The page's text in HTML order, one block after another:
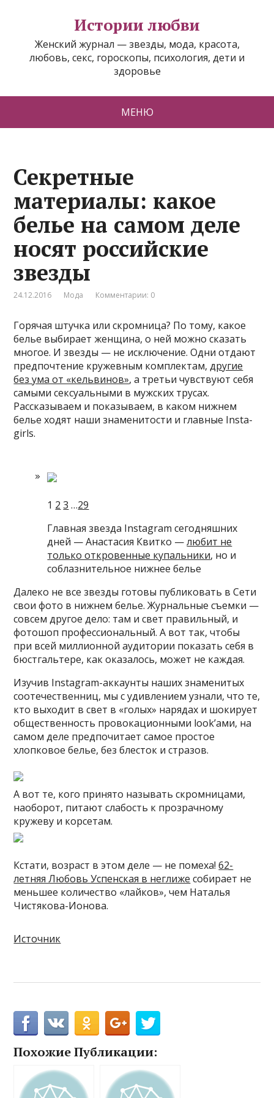
Истории любви
Женский журнал — звезды, мода, красота,
любовь, секс, гороскопы, психология, дети и
здоровье
МЕНЮ
Секретные
материалы: какое
белье на самом деле
носят российские
звезды
24.12.2016 Мода Комментарии: 0
Горячая штучка или скромница? По тому, какое
белье выбирает женщина, о ней можно сказать
многое. И звезды — не исключение. Одни отдают
предпочтение кружевным комплектам,другие
без ума от «кельвинов», а третьи чувствуют себя
самыми сексуальными в мужских трусах.
Рассказываем и показываем, в каком нижнем
белье ходят наши знаменитости и главные Insta-
girls.
1 2 3 …29
Главная звезда Instagram сегодняшних
дней — Анастасия Квитко —любит не
только откровенные купальники, но и
соблазнительное нижнее белье
Далеко не все звезды готовы публиковать в Сети
свои фото в нижнем белье. Журнальные съемки —
совсем другое дело: там и свет правильный, и
фотошоп профессиональный. А вот так, чтобы
при всей миллионной аудитории показать себя в
бюстгальтере, как оказалось, может не каждая.
Изучив Instagram-аккаунты наших знаменитых
соотечественниц, мы с удивлением узнали, что те,
кто выходит в свет в «голых» нарядах и шокирует
общественность провокационными look’ами, на
самом деле предпочитает самое простое
хлопковое белье, без блесток и стразов.
А вот те, кого принято называть скромницами,
наоборот, питают слабость к прозрачному
кружеву и корсетам.
Кстати, возраст в этом деле — не помеха!62-
летняя Любовь Успенская в неглиже собирает не
меньшее количество «лайков», чем Наталья
Чистякова-Ионова.
Источник
Похожие Публикации: